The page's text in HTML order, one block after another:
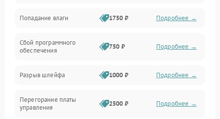
Управление
Электропитание
Попадание влаги 1750 ₽ Подробнее →
Сбой программного
обеспечения
750 ₽ Подробнее →
Разрыв шлейфа 1000 ₽ Подробнее →
Перегорание платы
управления
2500 ₽ Подробнее →